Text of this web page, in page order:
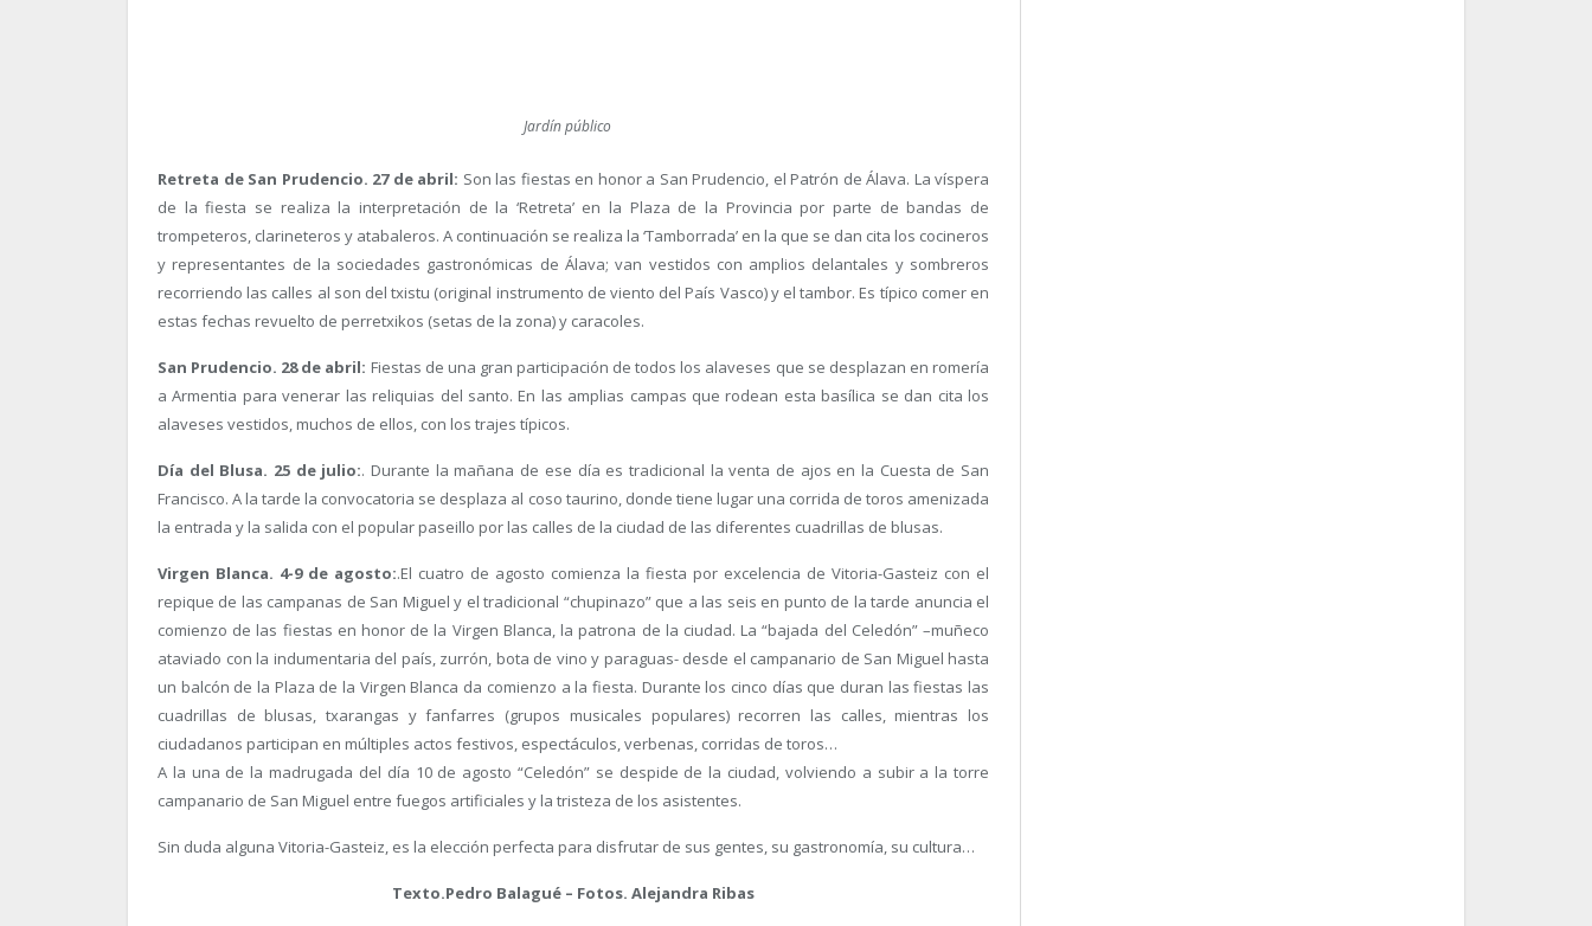
Jardín público
Retreta de San Prudencio. 27 de abril: Son las fiestas en honor a San Prudencio, el Patrón de Álava. La víspera
de la fiesta se realiza la interpretación de la ‘Retreta’ en la Plaza de la Provincia por parte de bandas de
trompeteros, clarineteros y atabaleros. A continuación se realiza la ‘Tamborrada’ en la que se dan cita los cocineros
y representantes de la sociedades gastronómicas de Álava; van vestidos con amplios delantales y sombreros
recorriendo las calles al son del txistu (original instrumento de viento del País Vasco) y el tambor. Es típico comer en
estas fechas revuelto de perretxikos (setas de la zona) y caracoles.
San Prudencio. 28 de abril: Fiestas de una gran participación de todos los alaveses que se desplazan en romería
a Armentia para venerar las reliquias del santo. En las amplias campas que rodean esta basílica se dan cita los
alaveses vestidos, muchos de ellos, con los trajes típicos.
Día del Blusa. 25 de julio:. Durante la mañana de ese día es tradicional la venta de ajos en la Cuesta de San
Francisco. A la tarde la convocatoria se desplaza al coso taurino, donde tiene lugar una corrida de toros amenizada
la entrada y la salida con el popular paseillo por las calles de la ciudad de las diferentes cuadrillas de blusas.
Virgen Blanca. 4-9 de agosto:.El cuatro de agosto comienza la fiesta por excelencia de Vitoria-Gasteiz con el
repique de las campanas de San Miguel y el tradicional “chupinazo” que a las seis en punto de la tarde anuncia el
comienzo de las fiestas en honor de la Virgen Blanca, la patrona de la ciudad. La “bajada del Celedón” –muñeco
ataviado con la indumentaria del país, zurrón, bota de vino y paraguas- desde el campanario de San Miguel hasta
un balcón de la Plaza de la Virgen Blanca da comienzo a la fiesta. Durante los cinco días que duran las fiestas las
cuadrillas de blusas, txarangas y fanfarres (grupos musicales populares) recorren las calles, mientras los
ciudadanos participan en múltiples actos festivos, espectáculos, verbenas, corridas de toros…
A la una de la madrugada del día 10 de agosto “Celedón” se despide de la ciudad, volviendo a subir a la torre
campanario de San Miguel entre fuegos artificiales y la tristeza de los asistentes.
Sin duda alguna Vitoria-Gasteiz, es la elección perfecta para disfrutar de sus gentes, su gastronomía, su cultura…
Texto.Pedro Balagué – Fotos. Alejandra Ribas